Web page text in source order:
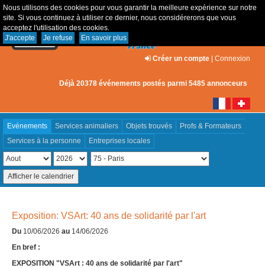
Nous utilisons des cookies pour vous garantir la meilleure expérience sur notre
site. Si vous continuez à utiliser ce dernier, nous considérerons que vous
acceptez l'utilisation des cookies.
J'accepte
Je refuse En savoir plus
Créer un compte | Connexion
Déjà 20378 événements postés parmi 5485 annonceurs
Evénements Services animaliers Objets trouvés
Profs & Formateurs
Services à la personne
Entreprises locales
Exposition: VSArt: 40 ans de solidarité par l'art
Du 10/06/2026 au 14/06/2026
En bref :
EXPOSITION "VSArt : 40 ans de solidarité par l'art"